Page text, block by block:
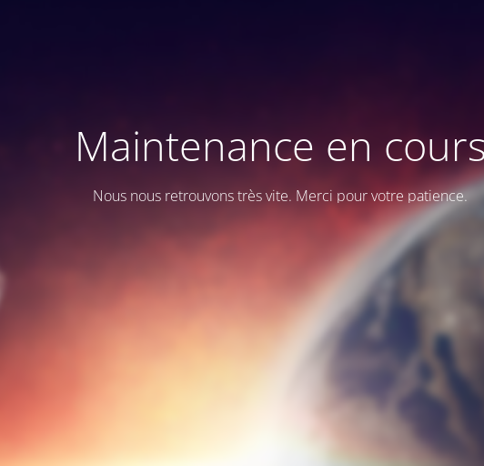
Maintenance en
Nous nous retrouvons très vite. Merci pour votre patience.